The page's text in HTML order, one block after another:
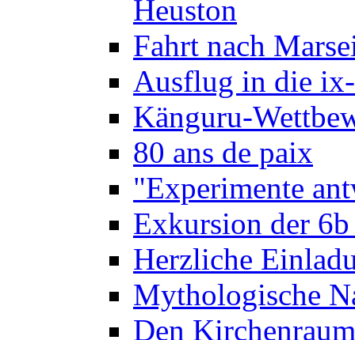
Heuston
Fahrt nach
Ausflug in die
Känguru-
80 ans de paix
"Experimente
Exkursion der
Herzliche
Mythologische
Den